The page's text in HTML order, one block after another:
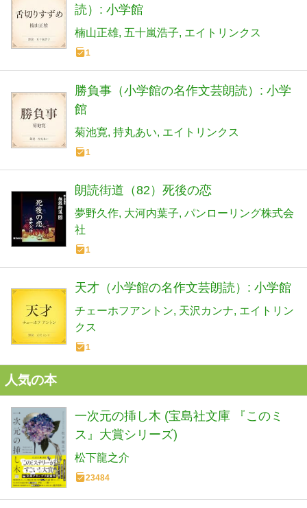
読）: 小学館
楠山正雄 五十嵐浩子 エイトリンクス
1
勝負事（小学館の名作文芸朗読）: 小学
館
菊池寛 持丸あい エイトリンクス
1
朗読街道（82）死後の恋
夢野久作 大河内葉子 パンローリング株式会
社
1
天才（小学館の名作文芸朗読）: 小学館
チェーホフアントン 天沢カンナ エイトリン
クス
1
人気の本
一次元の挿し木 (宝島社文庫 『このミ
ス』大賞シリーズ)
松下龍之介
23484